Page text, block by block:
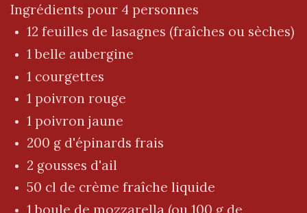
Ingrédients pour 4 personnes
12 feuilles de lasagnes (fraîches ou sèches)
1 belle aubergine
1 courgettes
1 poivron rouge
1 poivron jaune
200 g d'épinards frais
2 gousses d'ail
50 cl de crème fraîche liquide
1 boule de mozzarella (ou 100 g de